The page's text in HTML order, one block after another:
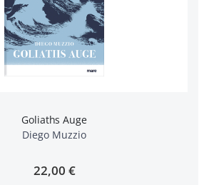
Goliaths Auge
Diego Muzzio
22,00 €